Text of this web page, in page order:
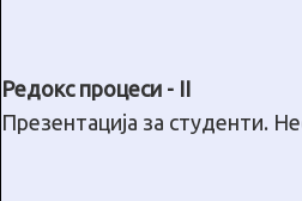
Редокс процеси - II
Презентација за студенти.